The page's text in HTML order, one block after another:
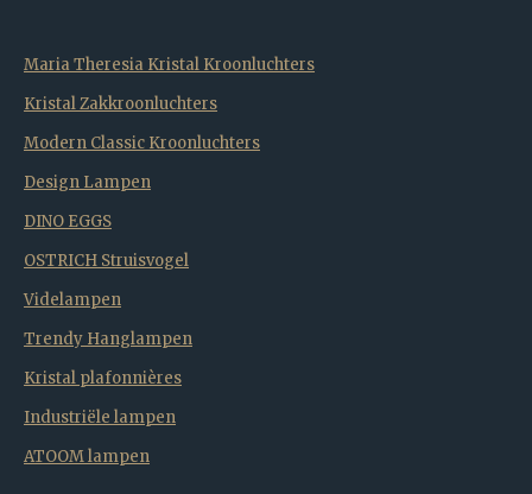
Maria Theresia Kristal Kroonluchters
Kristal Zakkroonluchters
Modern Classic Kroonluchters
Design Lampen
DINO EGGS
OSTRICH Struisvogel
Videlampen
Trendy Hanglampen
Kristal plafonnières
Industriële lampen
ATOOM lampen